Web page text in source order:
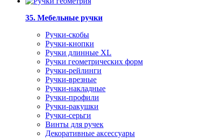
35. Мебельные ручки
Ручки-скобы
Ручки-кнопки
Ручки длинные XL
Ручки геометрических форм
Ручки-рейлинги
Ручки-врезные
Ручки-накладные
Ручки-профили
Ручки-ракушки
Ручки-серьги
Винты для ручек
Декоративные аксессуары